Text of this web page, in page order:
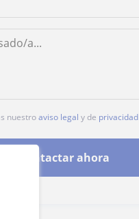
nuestroaviso legal y de privacidad
Contactar ahora